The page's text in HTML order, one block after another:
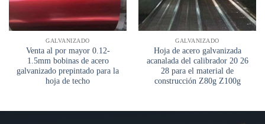
GALVANIZADO
Venta al por mayor 0.12-
1.5mm bobinas de acero
galvanizado prepintado para la
hoja de techo
GALVANIZADO
Hoja de acero galvanizada
acanalada del calibrador 20 26
28 para el material de
construcción Z80g Z100g